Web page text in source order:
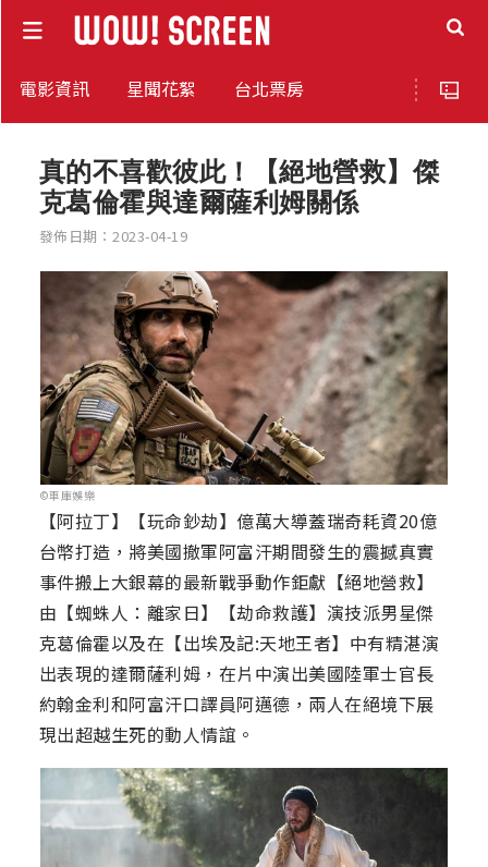
電影資訊 星聞花絮 台北票房
真的不喜歡彼此！【絕地營救】傑
克葛倫霍與達爾薩利姆關係
發佈日期：2023-04-19
©車庫娛樂
【阿拉丁】【玩命鈔劫】億萬大導蓋瑞奇耗資20億
台幣打造，將美國撤軍阿富汗期間發生的震撼真實
事件搬上大銀幕的最新戰爭動作鉅獻【絕地營救】
由【蜘蛛人：離家日】【劫命救護】演技派男星傑
克葛倫霍以及在【出埃及記:天地王者】中有精湛演
出表現的達爾薩利姆，在片中演出美國陸軍士官長
約翰金利和阿富汗口譯員阿邁德，兩人在絕境下展
現出超越生死的動人情誼。